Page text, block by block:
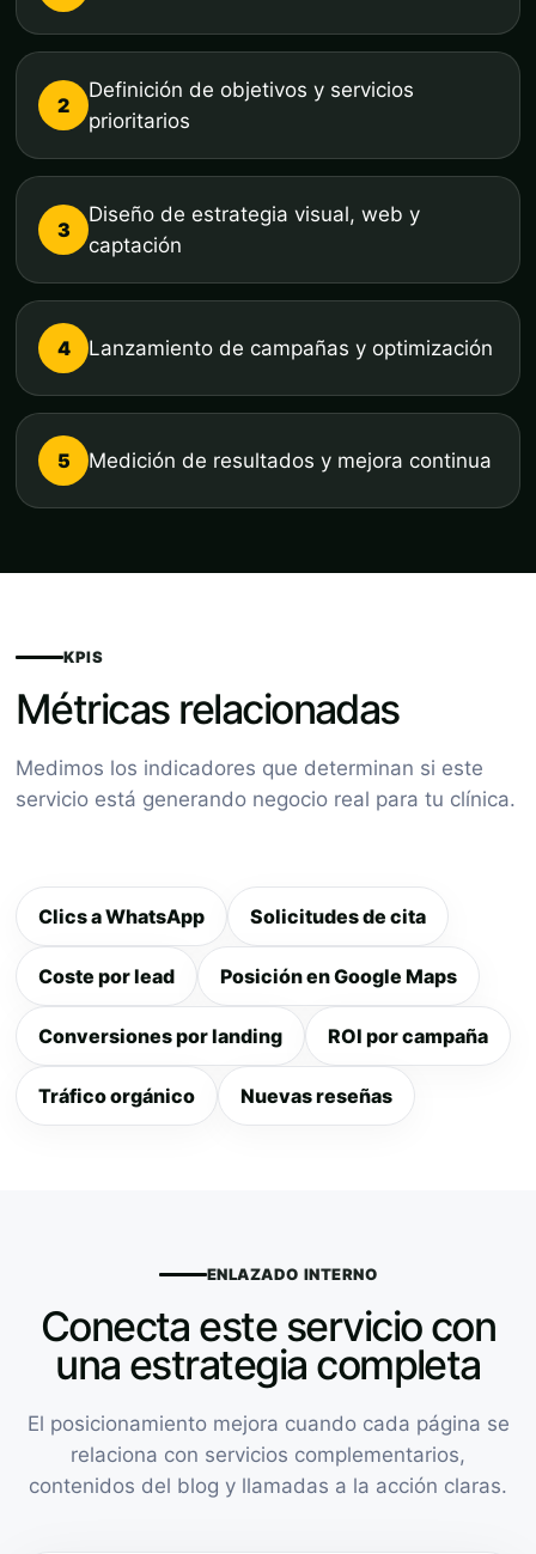
2
Definición de objetivos y servicios
prioritarios
3
Diseño de estrategia visual, web y
captación
4 Lanzamiento de campañas y optimización
5 Medición de resultados y mejora continua
KPIS
Métricas relacionadas
Medimos los indicadores que determinan si este
servicio está generando negocio real para tu clínica.
Clics a WhatsApp Solicitudes de cita
Coste por lead Posición en Google Maps
Conversiones por landing ROI por campaña
Tráfico orgánico Nuevas reseñas
ENLAZADO INTERNO
Conecta este servicio con
una estrategia completa
El posicionamiento mejora cuando cada página se
relaciona con servicios complementarios,
contenidos del blog y llamadas a la acción claras.